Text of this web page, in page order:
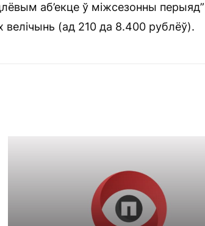
аб’екце ў міжсезонны перыяд”
(ад 210 да 8.400 рублёў).